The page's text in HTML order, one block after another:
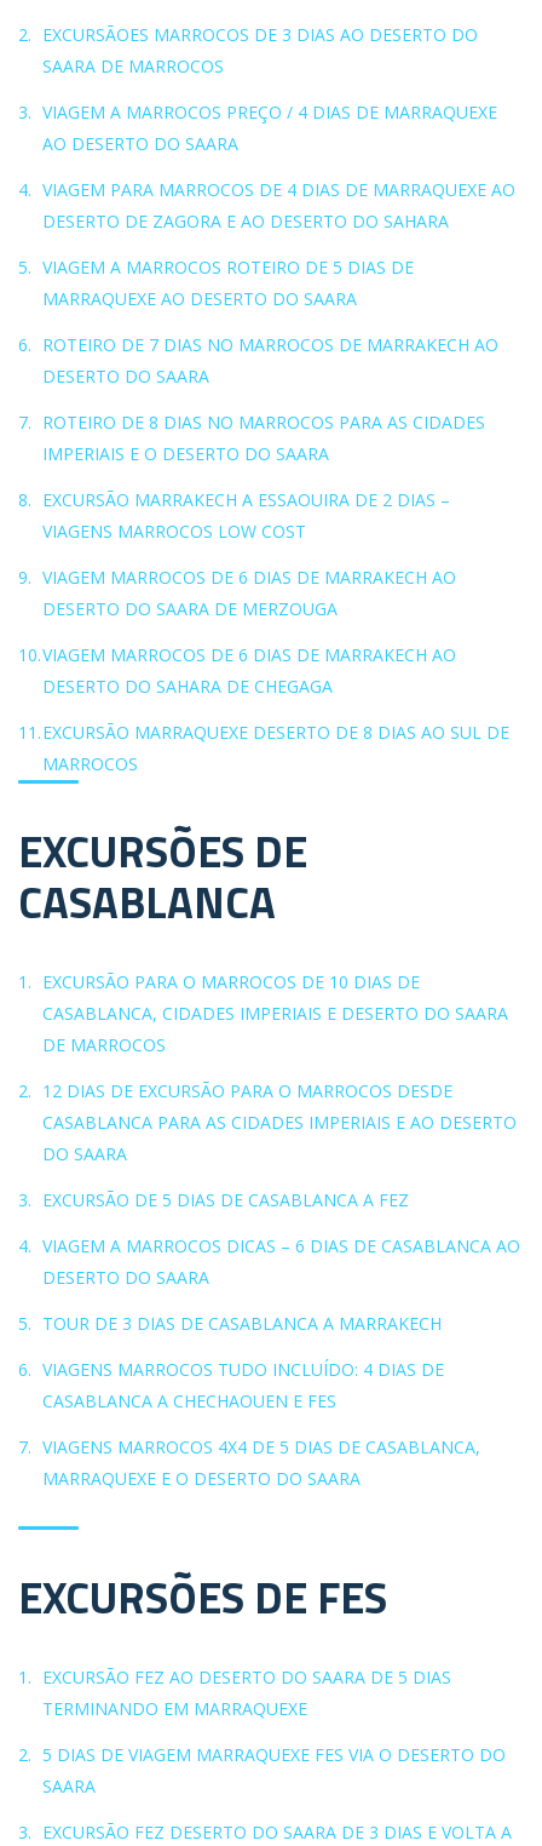
EXCURSÃOES MARROCOS DE 3 DIAS AO DESERTO DO
SAARA DE MARROCOS
VIAGEM A MARROCOS PREÇO / 4 DIAS DE MARRAQUEXE
AO DESERTO DO SAARA
VIAGEM PARA MARROCOS DE 4 DIAS DE MARRAQUEXE AO
DESERTO DE ZAGORA E AO DESERTO DO SAHARA
VIAGEM A MARROCOS ROTEIRO DE 5 DIAS DE
MARRAQUEXE AO DESERTO DO SAARA
ROTEIRO DE 7 DIAS NO MARROCOS DE MARRAKECH AO
DESERTO DO SAARA
ROTEIRO DE 8 DIAS NO MARROCOS PARA AS CIDADES
IMPERIAIS E O DESERTO DO SAARA
EXCURSÃO MARRAKECH A ESSAOUIRA DE 2 DIAS –
VIAGENS MARROCOS LOW COST
VIAGEM MARROCOS DE 6 DIAS DE MARRAKECH AO
DESERTO DO SAARA DE MERZOUGA
VIAGEM MARROCOS DE 6 DIAS DE MARRAKECH AO
DESERTO DO SAHARA DE CHEGAGA
EXCURSÃO MARRAQUEXE DESERTO DE 8 DIAS AO SUL DE
MARROCOS
EXCURSÕES DE
CASABLANCA
EXCURSÃO PARA O MARROCOS DE 10 DIAS DE
CASABLANCA, CIDADES IMPERIAIS E DESERTO DO SAARA
DE MARROCOS
12 DIAS DE EXCURSÃO PARA O MARROCOS DESDE
CASABLANCA PARA AS CIDADES IMPERIAIS E AO DESERTO
DO SAARA
EXCURSÃO DE 5 DIAS DE CASABLANCA A FEZ
VIAGEM A MARROCOS DICAS – 6 DIAS DE CASABLANCA AO
DESERTO DO SAARA
TOUR DE 3 DIAS DE CASABLANCA A MARRAKECH
VIAGENS MARROCOS TUDO INCLUÍDO: 4 DIAS DE
CASABLANCA A CHECHAOUEN E FES
VIAGENS MARROCOS 4X4 DE 5 DIAS DE CASABLANCA,
MARRAQUEXE E O DESERTO DO SAARA
EXCURSÕES DE FES
EXCURSÃO FEZ AO DESERTO DO SAARA DE 5 DIAS
TERMINANDO EM MARRAQUEXE
5 DIAS DE VIAGEM MARRAQUEXE FES VIA O DESERTO DO
SAARA
EXCURSÃO FEZ DESERTO DO SAARA DE 3 DIAS E VOLTA A